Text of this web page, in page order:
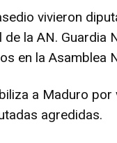
vivieron
la AN. Guardia
en la Asamblea
a Maduro por
agredidas.